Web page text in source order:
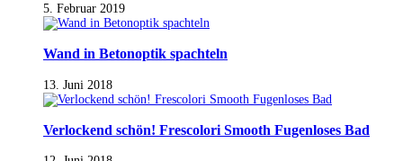
5. Februar 2019
Wand in Betonoptik spachteln
13. Juni 2018
Verlockend schön! Frescolori Smooth Fugenloses Bad